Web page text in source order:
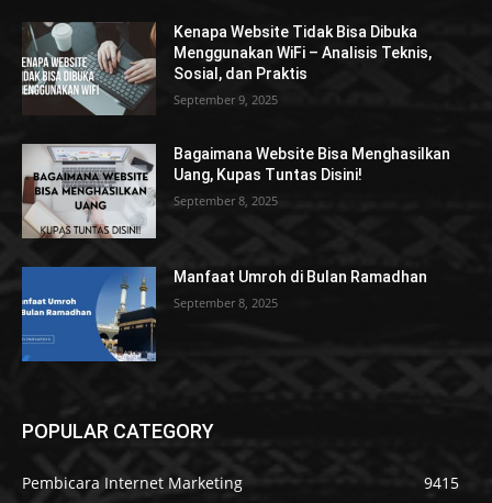
Kenapa Website Tidak Bisa Dibuka
Menggunakan WiFi – Analisis Teknis,
Sosial, dan Praktis
September 9, 2025
Bagaimana Website Bisa Menghasilkan
Uang, Kupas Tuntas Disini!
September 8, 2025
Manfaat Umroh di Bulan Ramadhan
September 8, 2025
POPULAR CATEGORY
Pembicara Internet Marketing
9415